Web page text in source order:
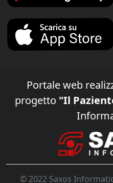
Portale web
progetto "Il
© 2022 Saxos